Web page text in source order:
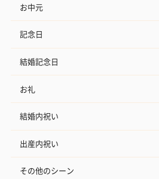
お中元
記念日
結婚記念日
お礼
結婚内祝い
出産内祝い
その他のシーン